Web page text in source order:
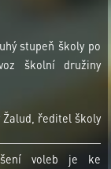
stupeň školy po
školní družiny
Žalud, ředitel školy
voleb je ke